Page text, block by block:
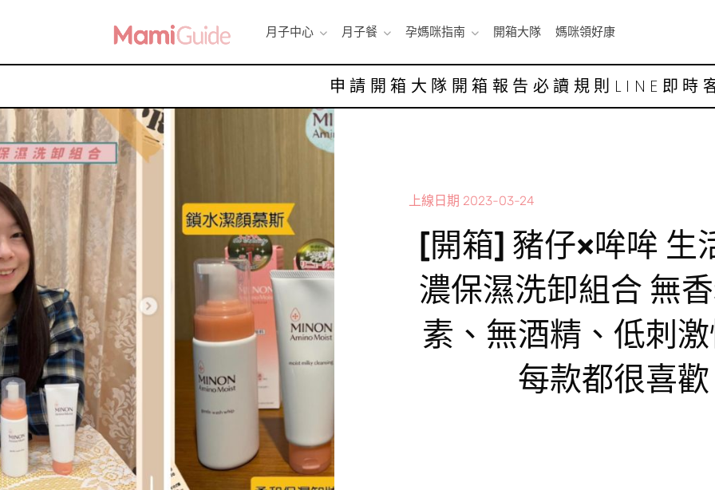
月子中心 月子餐 孕媽咪指南 開箱大隊 媽咪領好康
申請開箱大隊 開箱報告 必讀規則 LINE即時
上線日期 2023-03-24
[開箱] 豬仔×哞哞 生
濃保濕洗卸組合 無
素、無酒精、低刺
每款都很喜